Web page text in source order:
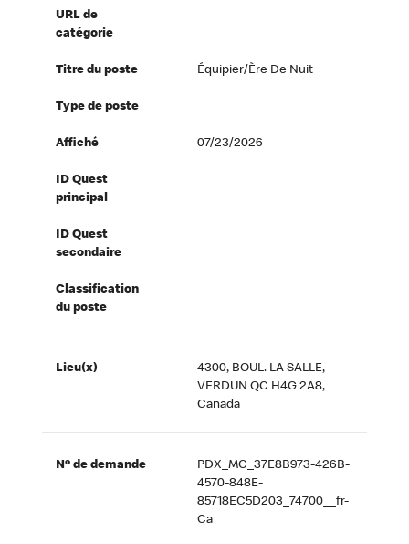
URL de
catégorie
Titre du poste Équipier/ère De Nuit
Type de poste
Affiché 07/23/2026
ID Quest
principal
ID Quest
secondaire
Classification
du poste
Lieu(x)
4300, BOUL. LA SALLE,
VERDUN QC H4G 2A8,
Canada
Nº de demande
PDX_MC_37E8B973-426B-
4570-848E-
85718EC5D203_74700__fr-
Ca